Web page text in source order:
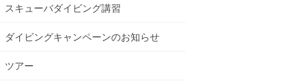
スキューバダイビング講習
ダイビングキャンペーンのお知らせ
ツアー